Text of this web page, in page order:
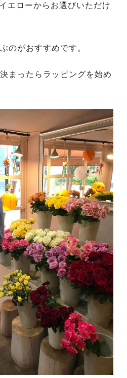
エローからお選びいただけ
のがおすすめです。
まったらラッピングを始め